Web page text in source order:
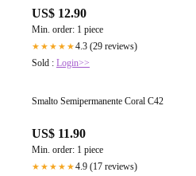
US$ 12.90
Min. order: 1 piece
★★★★★4.3 (29 reviews)
Sold : Login>>
Smalto Semipermanente Coral C42
US$ 11.90
Min. order: 1 piece
★★★★★4.9 (17 reviews)